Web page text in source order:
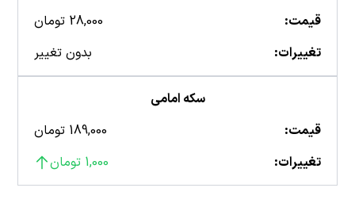
قیمت:
28,000 تومان
تغییرات:
بدون تغییر
سکه امامی
قیمت:
189,000 تومان
تغییرات:
1,000 تومان